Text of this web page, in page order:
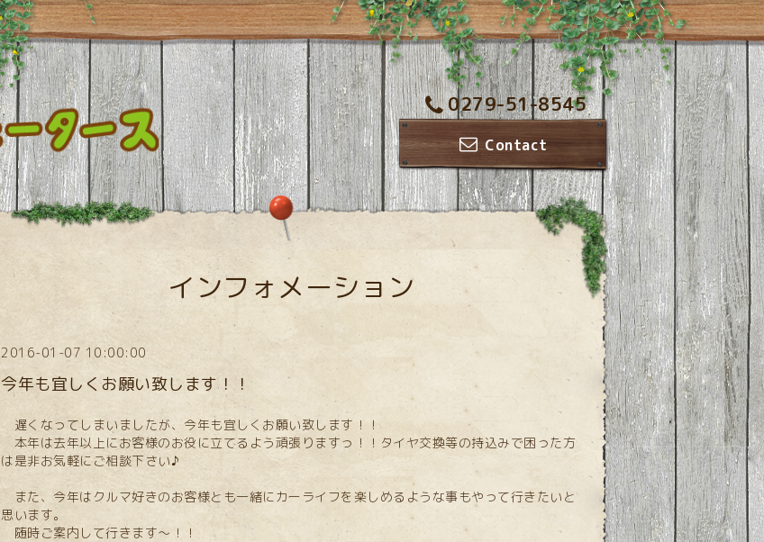
0279-51-8545
Contact
インフォメーション
2016-01-07 10:00:00
今年も宜しくお願い致します！！
遅くなってしまいましたが、今年も宜しくお願い致します！！
本年は去年以上にお客様のお役に立てるよう頑張りますっ！！タイヤ交換等の持込みで困った方
は是非お気軽にご相談下さい♪
また、今年はクルマ好きのお客様とも一緒にカーライフを楽しめるような事もやって行きたいと
思います。
随時ご案内して行きます～！！